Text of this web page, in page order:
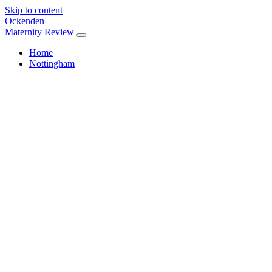
Skip to content
Ockenden
Maternity Review
Home
Nottingham